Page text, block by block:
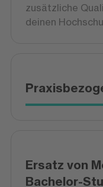
zusätzliche
deinen
Ersatz von
Bachelor-